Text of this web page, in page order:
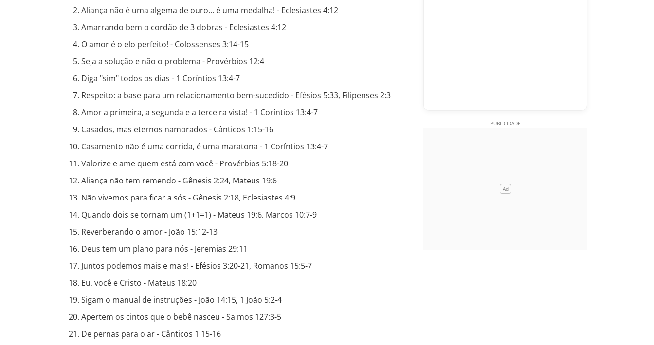
Aliança não é uma algema de ouro... é uma medalha! - Eclesiastes 4:12
Amarrando bem o cordão de 3 dobras - Eclesiastes 4:12
O amor é o elo perfeito! - Colossenses 3:14-15
Seja a solução e não o problema - Provérbios 12:4
Diga "sim" todos os dias - 1 Coríntios 13:4-7
Respeito: a base para um relacionamento bem-sucedido - Efésios 5:33, Filipenses 2:3
Amor a primeira, a segunda e a terceira vista! - 1 Coríntios 13:4-7
Casados, mas eternos namorados - Cânticos 1:15-16
Casamento não é uma corrida, é uma maratona - 1 Coríntios 13:4-7
Valorize e ame quem está com você - Provérbios 5:18-20
Aliança não tem remendo - Gênesis 2:24, Mateus 19:6
Não vivemos para ficar a sós - Gênesis 2:18, Eclesiastes 4:9
Quando dois se tornam um (1+1=1) - Mateus 19:6, Marcos 10:7-9
Reverberando o amor - João 15:12-13
Deus tem um plano para nós - Jeremias 29:11
Juntos podemos mais e mais! - Efésios 3:20-21, Romanos 15:5-7
Eu, você e Cristo - Mateus 18:20
Sigam o manual de instruções - João 14:15, 1 João 5:2-4
Apertem os cintos que o bebê nasceu - Salmos 127:3-5
De pernas para o ar - Cânticos 1:15-16